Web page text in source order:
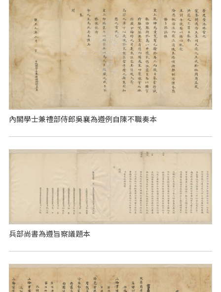
內閣學士兼禮部侍郎吳襄為遵例自陳不職奏本
兵部尚書為遵旨察議題本